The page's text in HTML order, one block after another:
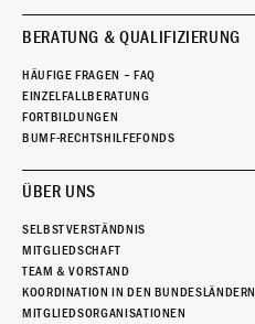
BERATUNG & QUALIFIZIERUNG
HÄUFIGE FRAGEN – FAQ
EINZELFALLBERATUNG
FORTBILDUNGEN
BUMF-RECHTSHILFEFONDS
ÜBER UNS
SELBSTVERSTÄNDNIS
MITGLIEDSCHAFT
TEAM & VORSTAND
KOORDINATION IN DEN BUNDESLÄNDERN
MITGLIEDSORGANISATIONEN